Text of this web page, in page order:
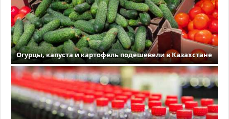
Огурцы, капуста и картофель подешевели в Казахстане